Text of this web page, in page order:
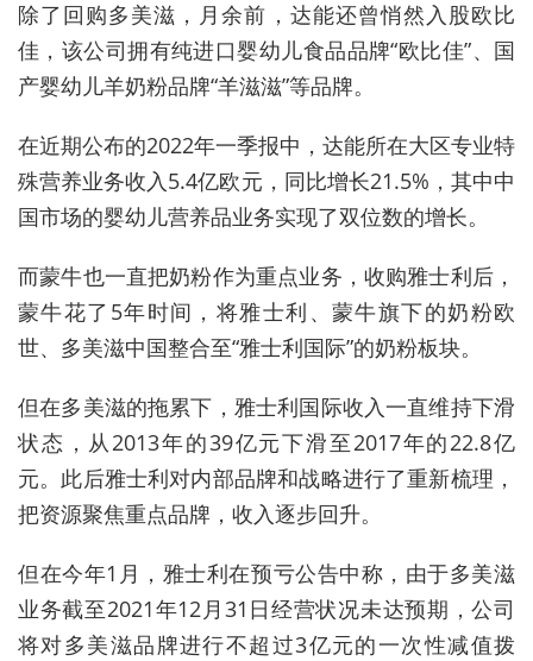
除了回购多美滋，月余前，达能还曾悄然入股欧比
佳，该公司拥有纯进口婴幼儿食品品牌“欧比佳”、国
产婴幼儿羊奶粉品牌“羊滋滋”等品牌。
在近期公布的2022年一季报中，达能所在大区专业特
殊营养业务收入5.4亿欧元，同比增长21.5%，其中中
国市场的婴幼儿营养品业务实现了双位数的增长。
而蒙牛也一直把奶粉作为重点业务，收购雅士利后，
蒙牛花了5年时间，将雅士利、蒙牛旗下的奶粉欧
世、多美滋中国整合至“雅士利国际”的奶粉板块。
但在多美滋的拖累下，雅士利国际收入一直维持下滑
状态，从2013年的39亿元下滑至2017年的22.8亿
元。此后雅士利对内部品牌和战略进行了重新梳理，
把资源聚焦重点品牌，收入逐步回升。
但在今年1月，雅士利在预亏公告中称，由于多美滋
业务截至2021年12月31日经营状况未达预期，公司
将对多美滋品牌进行不超过3亿元的一次性减值拨